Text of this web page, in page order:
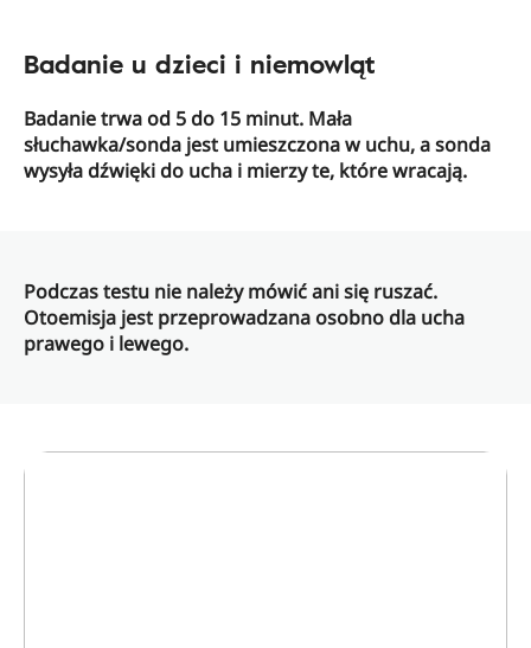
Badanie u dzieci i niemowląt
Badanie trwa od 5 do 15 minut. Mała
słuchawka/sonda jest umieszczona w uchu, a sonda
wysyła dźwięki do ucha i mierzy te, które wracają.
Podczas testu nie należy mówić ani się ruszać.
Otoemisja jest przeprowadzana osobno dla ucha
prawego i lewego.